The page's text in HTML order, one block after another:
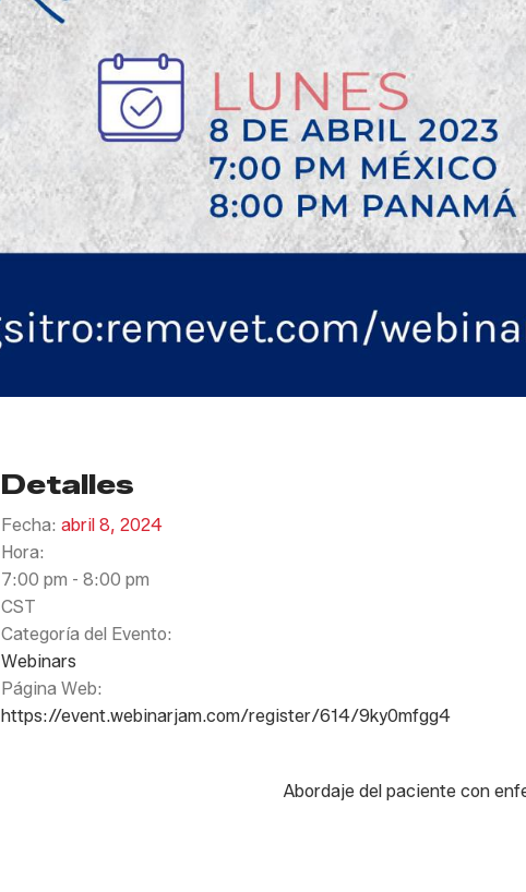
Detalles
Fecha: abril 8, 2024
Hora:
7:00 pm - 8:00 pm
CST
Categoría del Evento:
Webinars
Página Web:
https://event.webinarjam.com/register/614/9ky0mfgg4
Abordaje del paciente con